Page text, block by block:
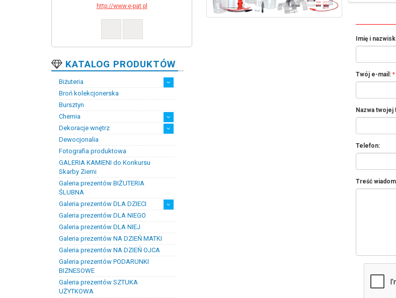
http://www.e-pat.pl
KATALOG PRODUKTÓW
Biżuteria
Artystyczna biżuteria srebrna
Biżuteria damska
Biżuteria dawna
Biżuteria dziecięca
Biżuteria inteligentna
Biżuteria miejska
Biżuteria męska
Biżuteria na zamówienie
Biżuteria rodowa
Biżuteria sakralna
Biżuteria srebrna
Biżuteria stalowa
Biżuteria stomatologiczna
Biżuteria sztuczna
Biżuteria unikatowa
Biżuteria z bursztynem
Biżuteria z diamentami
Biżuteria złota
Biżuteria ślubna
Obrączki ślubne
Broń kolekcjonerska
Bursztyn
Chemia
Chemia złotnicza
Ciecze probiercze
Kleje
Pasty i proszki do lutowania
Dekoracje wnętrz
Figurki
Lampy i plafony
Świeczniki
Dewocjonalia
Fotografia produktowa
GALERIA KAMIENI do Konkursu
Skarby Ziemi
Galeria prezentów BIŻUTERIA
ŚLUBNA
Galeria prezentów DLA DZIECI
Prezenty na chrzest i narodziny
dzieci
Prezenty na komunię
Galeria prezentów DLA NIEGO
Galeria prezentów DLA NIEJ
Galeria prezentów NA DZIEŃ MATKI
Galeria prezentów NA DZIEŃ OJCA
Galeria prezentów PODARUNKI
BIZNESOWE
Galeria prezentów SZTUKA
UŻYTKOWA
Imię i
Twój e-mail:
Nazwa twojej
Telefon:
Treść